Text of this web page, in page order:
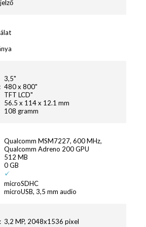
meglepetés, teljesen azonos a
típusazonos az
jobb oldalt alul a
is.
szükséges dolog megtalálható,
USB-hüvellyel ellátva, így
hosszabbítóval egyből az
képességű, számomra
egy vastag, többnyelvű
leírás, valamint egy kártya,
réteg lekaparása után
– egy komplett Sygic Voucher
40 €-t ér, ami a készülék
3,5"
480 x 800"
TFT LCD"
56.5 x 114 x 12.1 mm
108 gramm
Qualcomm MSM7227, 600 MHz,
Qualcomm Adreno 200 GPU
512 MB
0 GB
microSDHC
microUSB, 3,5 mm audio
3,2 MP, 2048x1536 pixel